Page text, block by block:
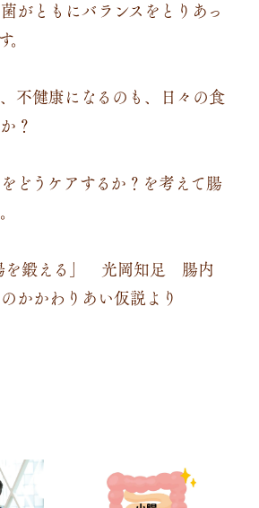
がともにバランスをとりあっ
不健康になるのも、日々の食
？
どうケアするか？を考えて腸
鍛える」 光岡知足 腸内
かかわりあい仮説より